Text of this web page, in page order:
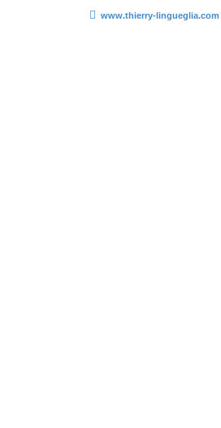
www.thierry-lingueglia.com